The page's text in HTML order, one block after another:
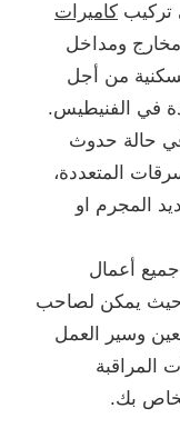
تركيب كاميرات
ومداخل
من أجل
في الفنيطيس.
في حالة حدوث
المتعددة،
المجرم او
أعمال
يمكن لصاحب
وسير العمل
المراقبة
بك.